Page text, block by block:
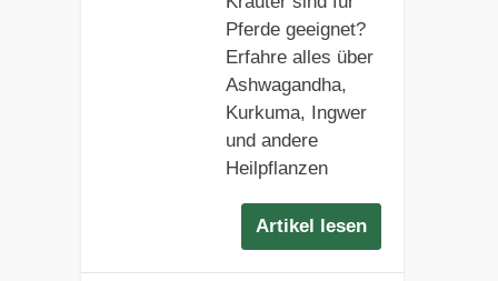
Pferde geeignet?
Erfahre alles über
Ashwagandha,
Kurkuma, Ingwer
und andere
Heilpflanzen
Artikel lesen